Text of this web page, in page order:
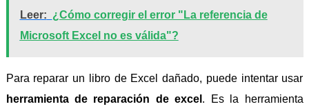
Leer: ¿Cómo corregir el error "La referencia de
Microsoft Excel no es válida"?
Para reparar un libro de Excel dañado, puede intentar usar
herramienta de reparación de excel . Es la herramienta